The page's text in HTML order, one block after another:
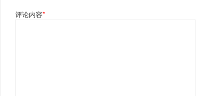
评论内容*